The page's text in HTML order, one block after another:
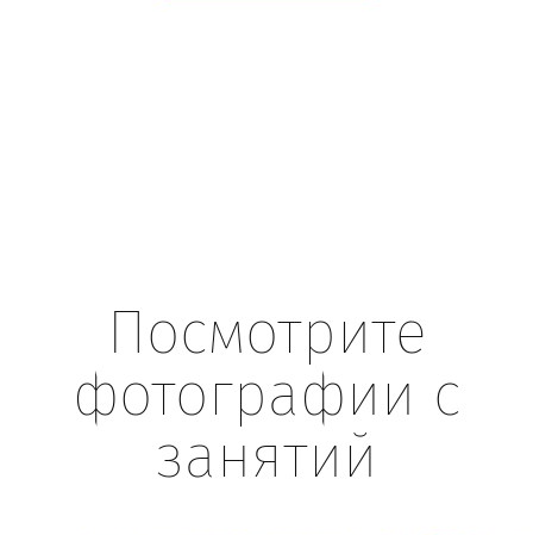
Посмотрите
фотографии с
занятий